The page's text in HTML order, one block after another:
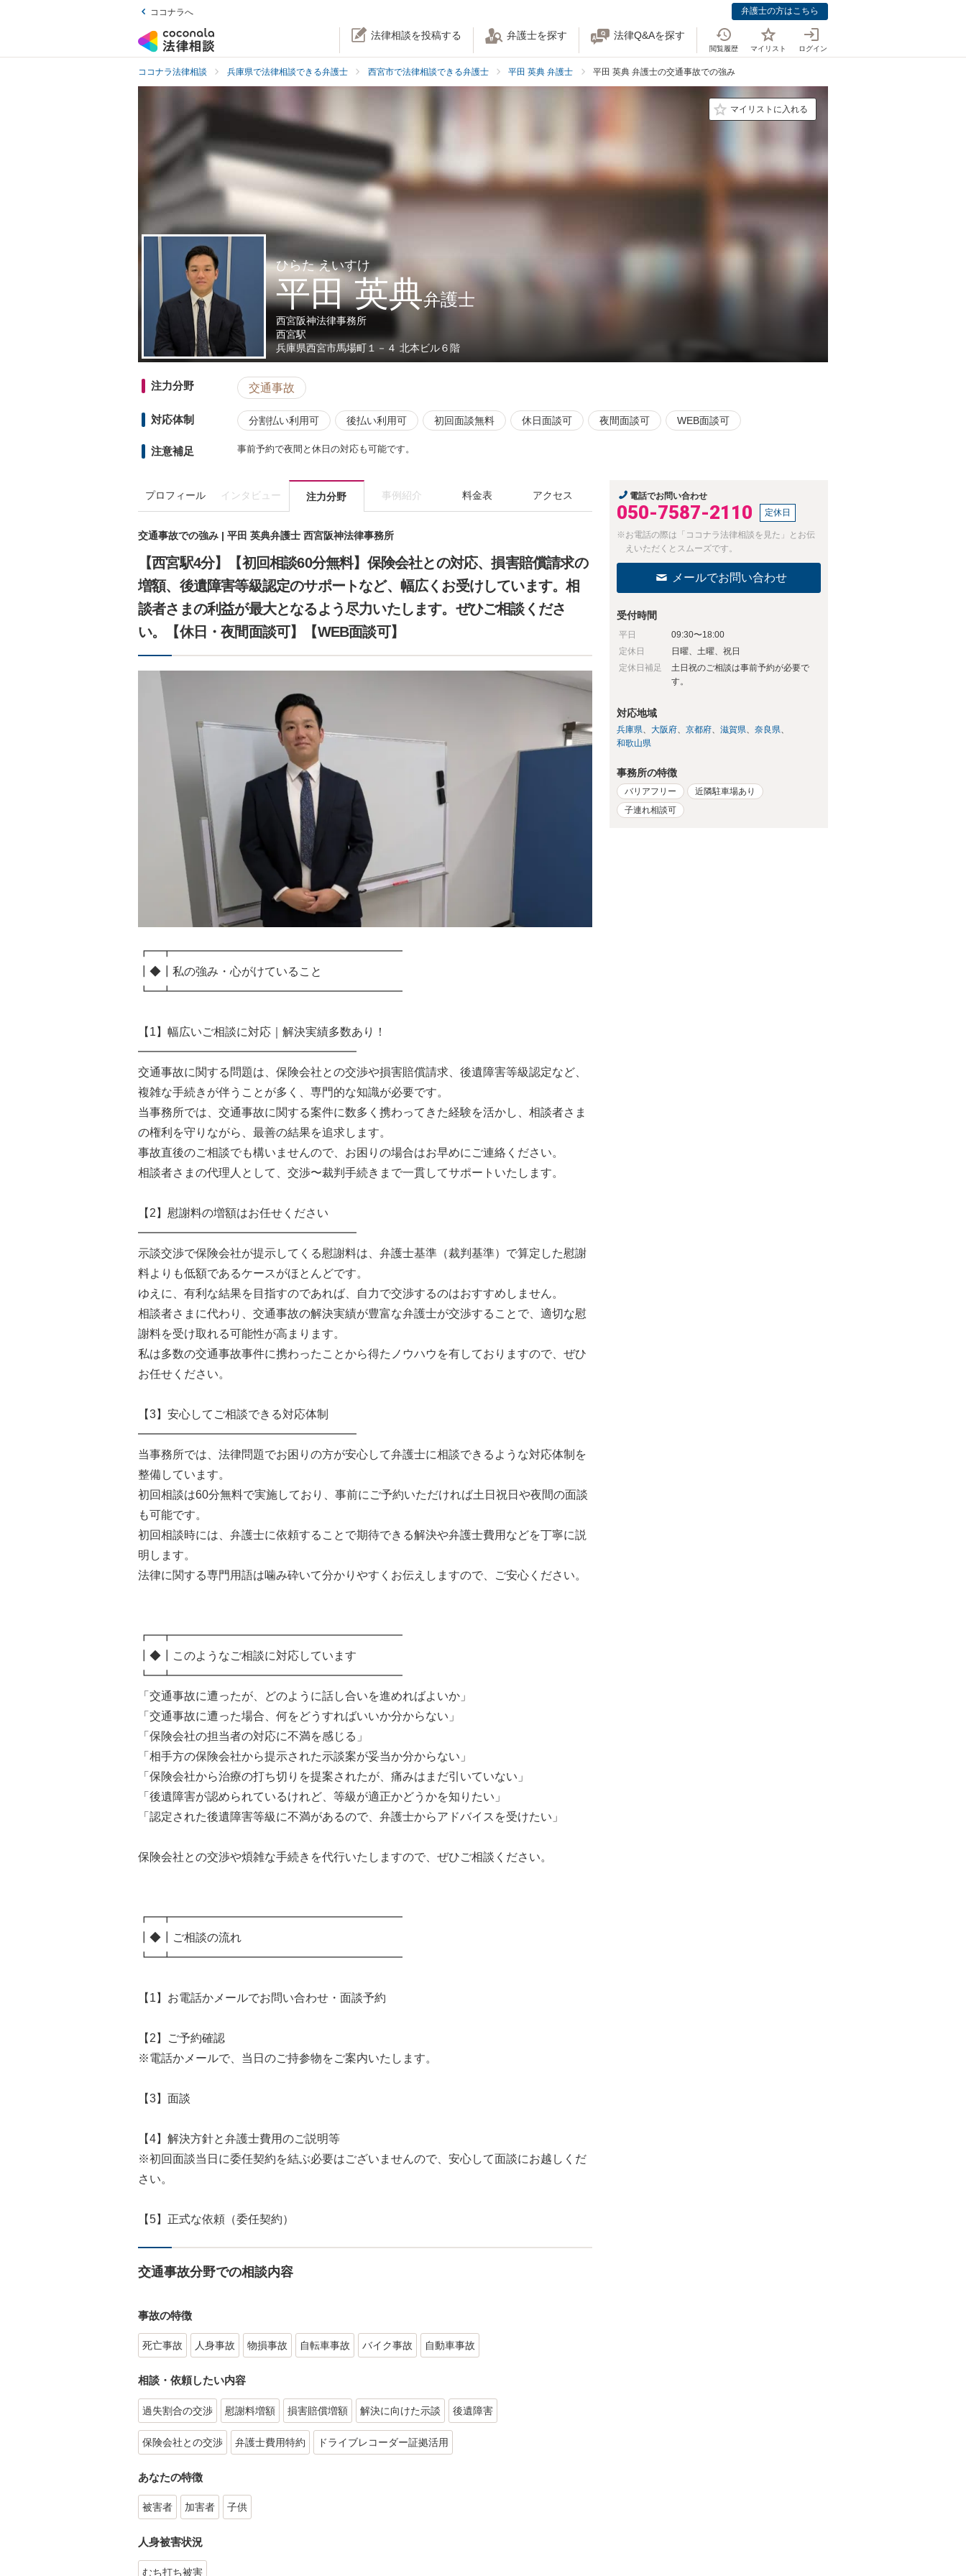
ココナラへ 弁護士の方はこちら
法律相談を投稿する 弁護士を探す 法律Q&Aを探す
閲覧履歴 マイリスト ログイン
ココナラ法律相談 兵庫県で法律相談できる弁護士 西宮市で法律相談できる弁護士 平田 英典 弁護士 平田 英典 弁護士の交通事故での強み
マイリストに入れる
ひらた えいすけ
平田 英典弁護士
西宮阪神法律事務所
西宮駅
兵庫県西宮市馬場町１－４ 北本ビル６階
注力分野 交通事故
対応体制 分割払い利用可 後払い利用可 初回面談無料 休日面談可 夜間面談可 WEB面談可
注意補足 事前予約で夜間と休日の対応も可能です。
プロフィール インタビュー 注力分野 事例紹介 料金表 アクセス
交通事故での強み | 平田 英典弁護士 西宮阪神法律事務所
【西宮駅4分】【初回相談60分無料】保険会社との対応、損害賠償請求の
増額、後遺障害等級認定のサポートなど、幅広くお受けしています。相
談者さまの利益が最大となるよう尽力いたします。ぜひご相談くださ
い。【休日・夜間面談可】【WEB面談可】
┏━┳━━━━━━━━━━━━━━━━━━━━
┃◆┃私の強み・心がけていること
┗━┻━━━━━━━━━━━━━━━━━━━━
【1】幅広いご相談に対応｜解決実績多数あり！
━━━━━━━━━━━━━━━━━━━
交通事故に関する問題は、保険会社との交渉や損害賠償請求、後遺障害等級認定など、
複雑な手続きが伴うことが多く、専門的な知識が必要です。
当事務所では、交通事故に関する案件に数多く携わってきた経験を活かし、相談者さま
の権利を守りながら、最善の結果を追求します。
事故直後のご相談でも構いませんので、お困りの場合はお早めにご連絡ください。
相談者さまの代理人として、交渉〜裁判手続きまで一貫してサポートいたします。
【2】慰謝料の増額はお任せください
━━━━━━━━━━━━━━━━━━━
示談交渉で保険会社が提示してくる慰謝料は、弁護士基準（裁判基準）で算定した慰謝
料よりも低額であるケースがほとんどです。
ゆえに、有利な結果を目指すのであれば、自力で交渉するのはおすすめしません。
相談者さまに代わり、交通事故の解決実績が豊富な弁護士が交渉することで、適切な慰
謝料を受け取れる可能性が高まります。
私は多数の交通事故事件に携わったことから得たノウハウを有しておりますので、ぜひ
お任せください。
【3】安心してご相談できる対応体制
━━━━━━━━━━━━━━━━━━━
当事務所では、法律問題でお困りの方が安心して弁護士に相談できるような対応体制を
整備しています。
初回相談は60分無料で実施しており、事前にご予約いただければ土日祝日や夜間の面談
も可能です。
初回相談時には、弁護士に依頼することで期待できる解決や弁護士費用などを丁寧に説
明します。
法律に関する専門用語は噛み砕いて分かりやすくお伝えしますので、ご安心ください。
┏━┳━━━━━━━━━━━━━━━━━━━━
┃◆┃このようなご相談に対応しています
┗━┻━━━━━━━━━━━━━━━━━━━━
「交通事故に遭ったが、どのように話し合いを進めればよいか」
「交通事故に遭った場合、何をどうすればいいか分からない」
「保険会社の担当者の対応に不満を感じる」
「相手方の保険会社から提示された示談案が妥当か分からない」
「保険会社から治療の打ち切りを提案されたが、痛みはまだ引いていない」
「後遺障害が認められているけれど、等級が適正かどうかを知りたい」
「認定された後遺障害等級に不満があるので、弁護士からアドバイスを受けたい」
保険会社との交渉や煩雑な手続きを代行いたしますので、ぜひご相談ください。
┏━┳━━━━━━━━━━━━━━━━━━━━
┃◆┃ご相談の流れ
┗━┻━━━━━━━━━━━━━━━━━━━━
【1】お電話かメールでお問い合わせ・面談予約
【2】ご予約確認
※電話かメールで、当日のご持参物をご案内いたします。
【3】面談
【4】解決方針と弁護士費用のご説明等
※初回面談当日に委任契約を結ぶ必要はございませんので、安心して面談にお越しくだ
さい。
【5】正式な依頼（委任契約）
交通事故分野での相談内容
事故の特徴
死亡事故 人身事故 物損事故 自転車事故 バイク事故 自動車事故
相談・依頼したい内容
過失割合の交渉 慰謝料増額 損害賠償増額 解決に向けた示談 後遺障害
保険会社との交渉 弁護士費用特約 ドライブレコーダー証拠活用
あなたの特徴
被害者 加害者 子供
人身被害状況
むち打ち被害
電話でお問い合わせ
050-7587-2110 定休日
※お電話の際は「ココナラ法律相談を見た」とお伝
えいただくとスムーズです。
メールでお問い合わせ
受付時間
平日
09:30〜18:00
定休日
日曜、土曜、祝日
定休日補足
土日祝のご相談は事前予約が必要で
す。
対応地域
兵庫県 大阪府 京都府 滋賀県
奈良県
和歌山県
事務所の特徴
バリアフリー
近隣駐車場あり
子連れ相談可